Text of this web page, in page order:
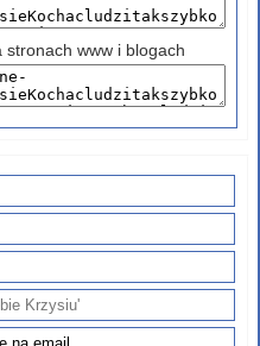
www i blogach